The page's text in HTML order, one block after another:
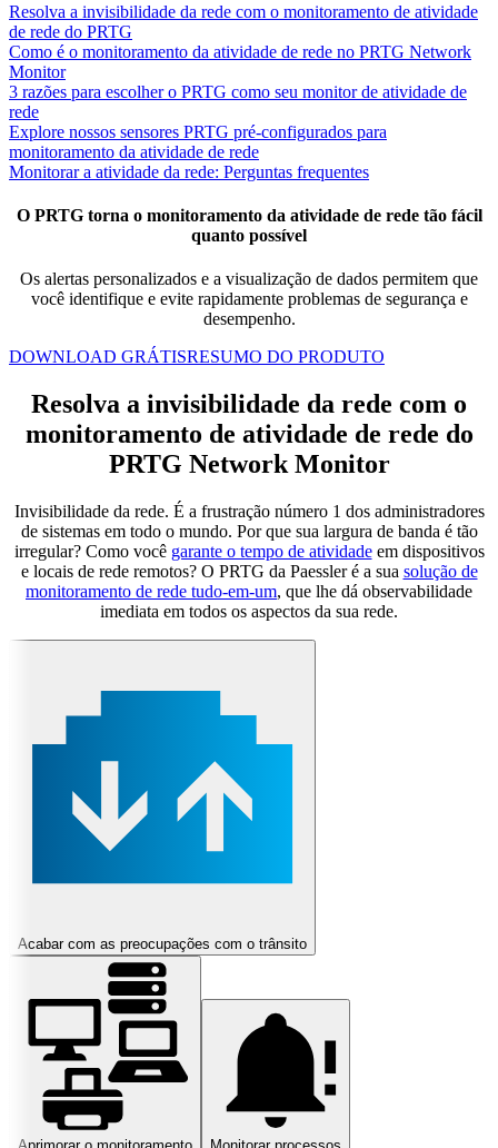
Resolva a invisibilidade da rede com o monitoramento de atividade
de rede do PRTG
Como é o monitoramento da atividade de rede no PRTG Network
Monitor
3 razões para escolher o PRTG como seu monitor de atividade de
rede
Explore nossos sensores PRTG pré-configurados para
monitoramento da atividade de rede
Monitorar a atividade da rede: Perguntas frequentes
O PRTG torna o monitoramento da atividade de rede tão fácil
quanto possível
Os alertas personalizados e a visualização de dados permitem que
você identifique e evite rapidamente problemas de segurança e
desempenho.
DOWNLOAD GRÁTISRESUMO DO PRODUTO
Resolva a invisibilidade da rede com o
monitoramento de atividade de rede do
PRTG Network Monitor
Invisibilidade da rede. É a frustração número 1 dos administradores
de sistemas em todo o mundo. Por que sua largura de banda é tão
irregular? Como você garante o tempo de atividadeem dispositivos
e locais de rede remotos? O PRTG da Paessler é a sua solução de
monitoramento de rede tudo-em-um, que lhe dá observabilidade
imediata em todos os aspectos da sua rede.
Acabar com as preocupações com o trânsito